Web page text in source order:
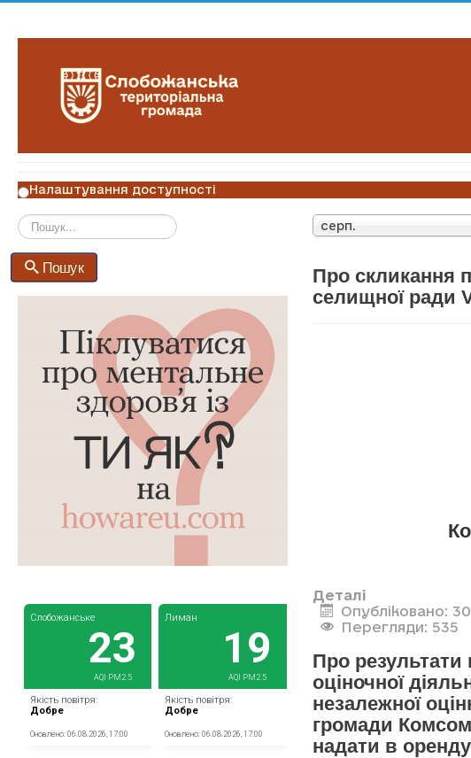
Налаштування доступності
Пошук
серп.
Про скликання
селищної ради
Деталі
Опубліковано:
Перегляди: 535
Про результати
оціночної
незалежної
громади
надати в